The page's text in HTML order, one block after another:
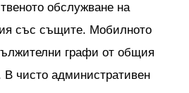
обслужване на
със същите. Мобилното
графи от общия
В чисто административен